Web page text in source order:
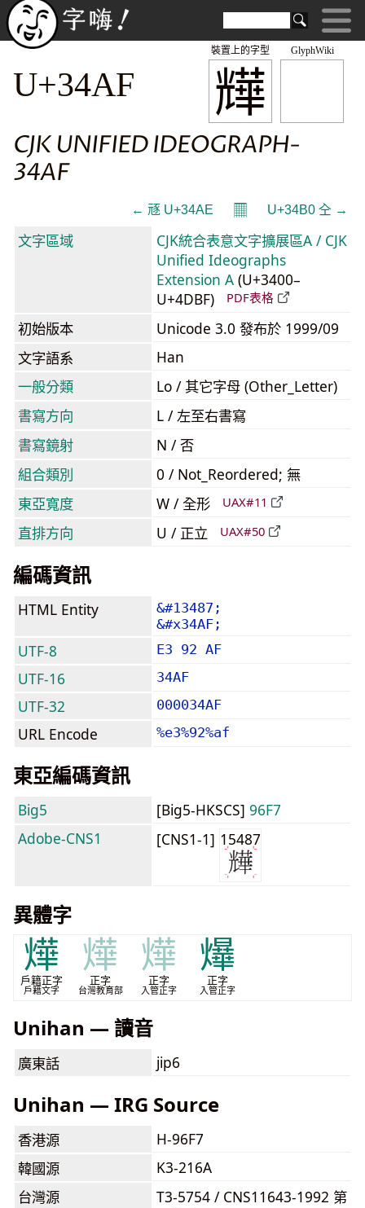
GlyphWiki
㒯
裝置上的字型
U+34AF
CJK UNIFIED IDEOGRAPH-
34AF
← 㒮 U+34AE 𝄜 U+34B0 㒰 →
文字區域
CJK統合表意文字擴展區A / CJK
Unified Ideographs
Extension A (U+3400–
U+4DBF)
PDF表格
初始版本
Unicode 3.0 發布於 1999/09
文字語系
Han
一般分類
Lo / 其它字母 (Other_Letter)
書寫方向
L / 左至右書寫
書寫鏡射
N / 否
組合類別
0 / Not_Reordered; 無
東亞寬度
W / 全形 UAX#11
直排方向 U / 正立 UAX#50
編碼資訊
HTML Entity
&#13487;
&#x34AF;
UTF-8 E3 92 AF
UTF-16 34AF
UTF-32 000034AF
URL Encode %e3%92%af
東亞編碼資訊
Big5 [Big5-HKSCS] 96F7
Adobe-CNS1
[CNS1-1] 15487
異體字
燁
戶籍正字
戶籍文字
燁
正字
台灣教育部
燁
正字
入管正字
爗
正字
入管正字
Unihan — 讀音
廣東話 jip6
Unihan — IRG Source
香港源
H-96F7
韓國源
K3-216A
台灣源
T3-5754 / CNS11643-1992 第